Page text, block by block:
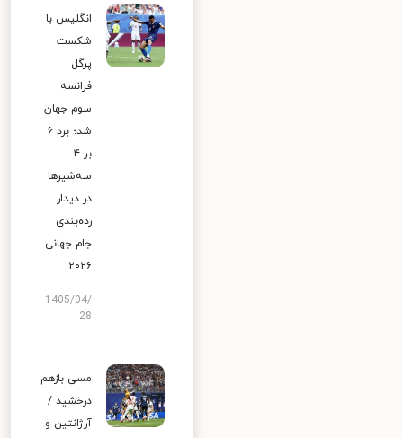
انگلیس با
شکست
پرگل
فرانسه
سوم جهان
شد؛ برد ۶
بر ۴
سه‌شیرها
در دیدار
رده‌بندی
جام جهانی
۲۰۲۶
1405/04/
28
مسی بازهم
درخشید /
آرژانتین و